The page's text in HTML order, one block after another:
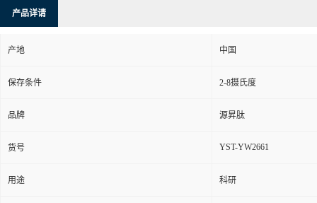
产品详请
产地 中国
保存条件 2-8摄氏度
品牌 源昇肽
货号 YST-YW2661
用途 科研